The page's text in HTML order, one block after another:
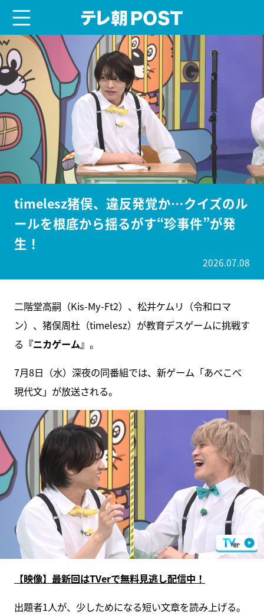
timelesz猪俣、違反発覚か…クイズのル
ールを根底から揺るがす“珍事件”が発
生！
2026.07.08
二階堂高嗣（Kis-My-Ft2）、松井ケムリ（令和ロマ
ン）、猪俣周杜（timelesz）が教育デスゲームに挑戦す
る 『ニカゲーム』 。
7月8日（水）深夜の同番組では、新ゲーム「あべこべ
現代文」が放送される。
【映像】最新回はTVerで無料見逃し配信中！
出題者1人が、少しためになる短い文章を読み上げる。